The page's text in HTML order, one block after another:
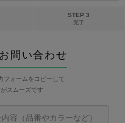
STEP 3
完了
問い合わせ
フォームをコピーして
スムーズです